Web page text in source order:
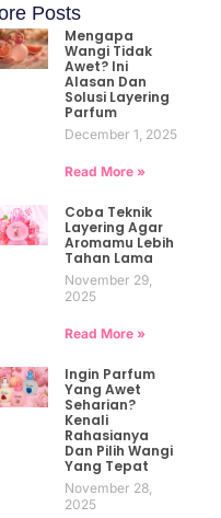
Posts
Mengapa
Wangi Tidak
Awet? Ini
Alasan Dan
Solusi Layering
Parfum
December 1, 2025
Read More »
Coba Teknik
Layering Agar
Aromamu Lebih
Tahan Lama
November 29,
2025
Read More »
Ingin Parfum
Yang Awet
Seharian?
Kenali
Rahasianya
Dan Pilih Wangi
Yang Tepat
November 28,
2025